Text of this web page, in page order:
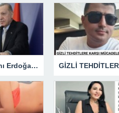
Cumhurbaşkanı Erdoğan: Gazze için görev gücünde yer alacağız.